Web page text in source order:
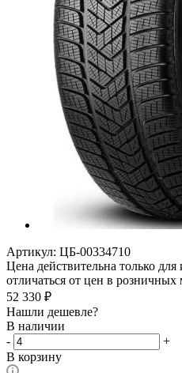
Артикул: ЦБ-00334710
Цена действительна только
отличаться от цен в розничных
52 330 ₽
Нашли дешевле?
В наличии
-
+
В корзину